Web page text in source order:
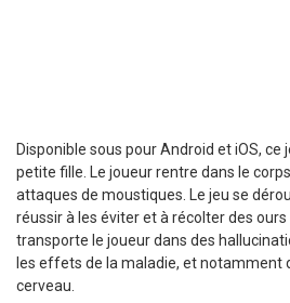
Disponible sous pour Android et iOS, ce
petite fille. Le joueur rentre dans le
attaques de moustiques. Le jeu se
réussir à les éviter et à récolter des ours
transporte le joueur dans des
les effets de la maladie, et notamment
cerveau.